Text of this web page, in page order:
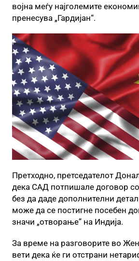
војна меѓу најголемите
пренесува „Гардијан“.
Претходно, претседателот
дека САД потпишале договор
без да даде дополнителни
може да се постигне посебен
значи „отворање” на Индија.
За време на разговорите во
вети дека ќе ги отстрани